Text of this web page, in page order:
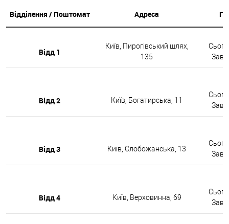
Відділення / Поштомат Адреса
Відд 1
Київ, Пирогівський шлях,
135
Відд 2 Київ, Богатирська, 11
Відд 3 Київ, Слобожанська, 13
Відд 4 Київ, Верховинна, 69